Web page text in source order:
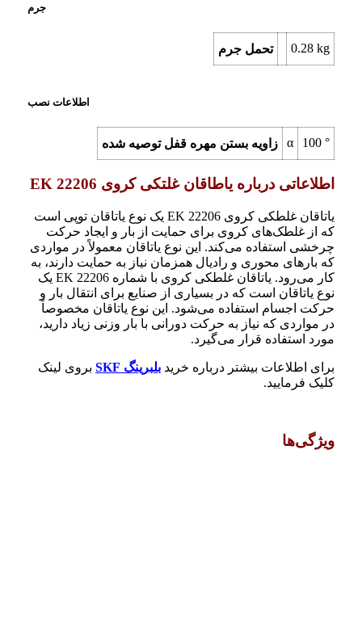
جرم
تحمل جرم 0.28 kg
اطلاعات نصب
زاویه بستن مهره قفل توصیه شده α 100 °
اطلاعاتی درباره یاطاقان غلتکی کروی 22206 EK
یاتاقان غلطکی کروی 22206 EK یک نوع یاتاقان توپی است
که از غلطک‌های کروی برای حمایت از بار و ایجاد حرکت
چرخشی استفاده می‌کند. این نوع یاتاقان معمولاً در مواردی
که بارهای محوری و رادیال همزمان نیاز به حمایت دارند، به
کار می‌رود. یاتاقان غلطکی کروی با شماره 22206 EK یک
نوع یاتاقان است که در بسیاری از صنایع برای انتقال بار و
حرکت اجسام استفاده می‌شود. این نوع یاتاقان مخصوصاً
در مواردی که نیاز به حرکت دورانی با بار وزنی زیاد دارید،
مورد استفاده قرار می‌گیرد.
برای اطلاعات بیشتر درباره خرید بلبرینگ SKF
بروی لینک
کلیک فرمایید.
ویژگی‌ها